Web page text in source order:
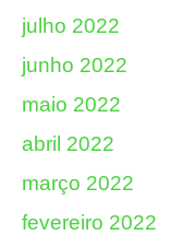
julho 2022
junho 2022
maio 2022
abril 2022
março 2022
fevereiro 2022